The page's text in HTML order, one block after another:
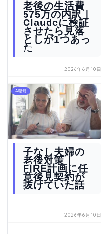
老後の生活費
575万の内訳｜
Claudeに検証
させたら見落
としが1つあっ
た
2026年6月10日
AI活用
子なし夫婦の
老後対策｜
FIRE計画に任
意後見契約が
抜けていた話
2026年6月10日